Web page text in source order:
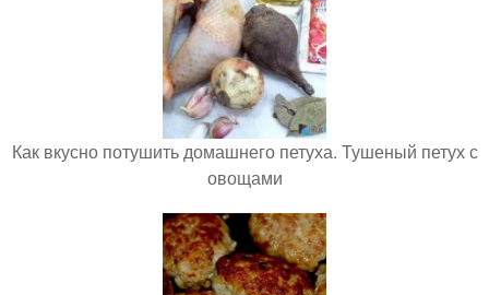
Как вкусно потушить домашнего петуха. Тушеный петух с
овощами